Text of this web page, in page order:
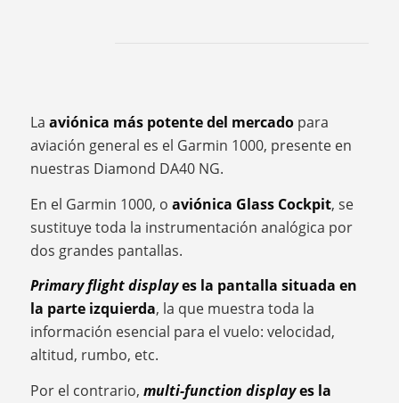
La aviónica más potente del mercadopara
aviación general es el Garmin 1000, presente en
nuestras Diamond DA40 NG.
En el Garmin 1000, o aviónica Glass Cockpit, se
sustituye toda la instrumentación analógica por
dos grandes pantallas.
Primary flight displayes la pantalla situada en
la parte izquierda, la que muestra toda la
información esencial para el vuelo: velocidad,
altitud, rumbo, etc.
Por el contrario, multi-function displayes la